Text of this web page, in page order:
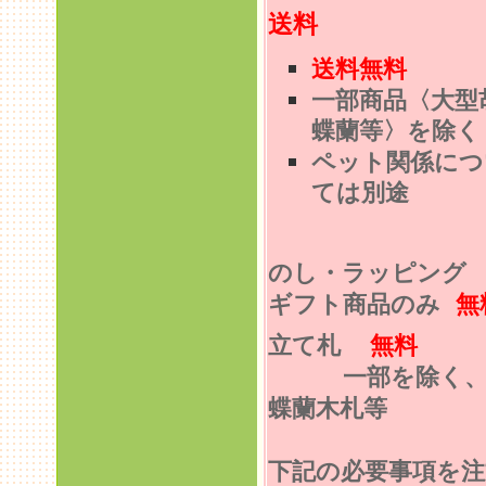
送料
送料無料
一部商品〈大型
蝶蘭等〉を除く
ペット関係に
ては別途
のし・ラッピン
ギフト商品のみ 無
立て札
無料
一部を除く
蝶蘭木札等
下記の必要事項を